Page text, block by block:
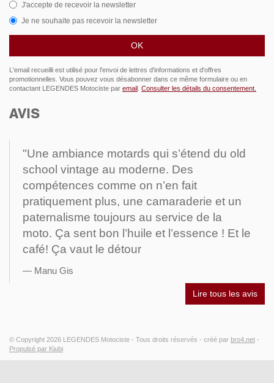
perte de carburation
directement dans les
cornets!
par l'ateliers Carmouche
et Mr.Takahira.
J'accepte de recevoir la newsletter
Je ne souhaite pas recevoir la newsletter
L'email recueilli est utilisé pour l'envoi de lettres d'informations et d'offres
promotionnelles. Vous pouvez vous désabonner dans ce même formulaire ou en
contactant LEGENDES Motociste par email . Consulter les détails du consentement.
AVIS
"Une ambiance motards qui s’étend du old
school vintage au moderne. Des
compétences comme on n’en fait
pratiquement plus, une camaraderie et un
paternalisme toujours au service de la
moto. Ça sent bon l’huile et l’essence ! Et le
café! Ça vaut le détour
Manu Gis
Lire tous les avis
© Copyright 2026 LEGENDES Motociste - Tous droits réservés - créé par bro4.net -
Propulsé par Kiubi